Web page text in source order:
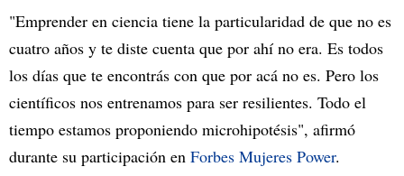
"Emprender en ciencia tiene la particularidad de que no es
cuatro años y te diste cuenta que por ahí no era. Es todos
los días que te encontrás con que por acá no es. Pero los
científicos nos entrenamos para ser resilientes. Todo el
tiempo estamos proponiendo microhipotésis", afirmó
durante su participación en Forbes Mujeres Power.